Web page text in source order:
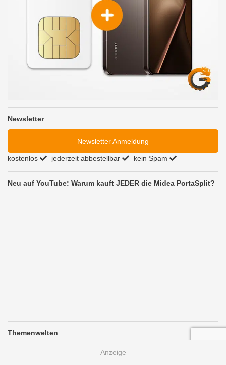
Newsletter
Newsletter Anmeldung
kostenlos jederzeit abbestellbar kein Spam
Neu auf YouTube: Warum kauft JEDER die Midea PortaSplit?
Themenwelten